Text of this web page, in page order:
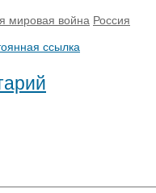
мировая война Россия
ссылка